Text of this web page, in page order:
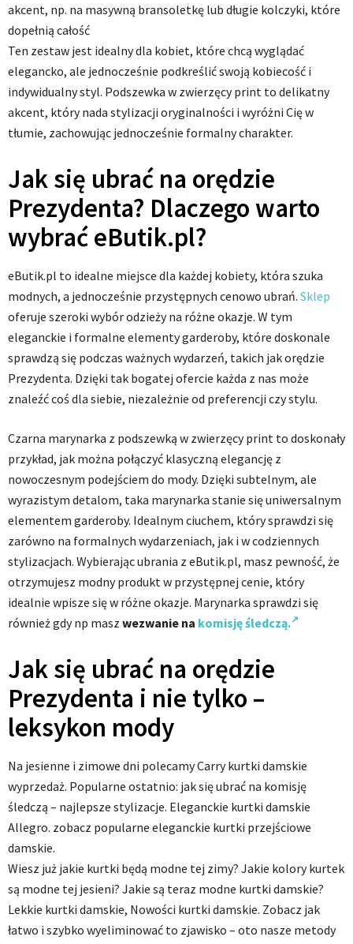
akcent, np. na masywną bransoletkę lub długie kolczyki, które
dopełnią całość
Ten zestaw jest idealny dla kobiet, które chcą wyglądać
elegancko, ale jednocześnie podkreślić swoją kobiecość i
indywidualny styl. Podszewka w zwierzęcy print to delikatny
akcent, który nada stylizacji oryginalności i wyróżni Cię w
tłumie, zachowując jednocześnie formalny charakter.
Jak się ubrać na orędzie
Prezydenta? Dlaczego warto
wybrać eButik.pl?
eButik.pl to idealne miejsce dla każdej kobiety, która szuka
modnych, a jednocześnie przystępnych cenowo ubrań. Sklep
oferuje szeroki wybór odzieży na różne okazje. W tym
eleganckie i formalne elementy garderoby, które doskonale
sprawdzą się podczas ważnych wydarzeń, takich jak orędzie
Prezydenta. Dzięki tak bogatej ofercie każda z nas może
znaleźć coś dla siebie, niezależnie od preferencji czy stylu.
Czarna marynarka z podszewką w zwierzęcy print to doskonały
przykład, jak można połączyć klasyczną elegancję z
nowoczesnym podejściem do mody. Dzięki subtelnym, ale
wyrazistym detalom, taka marynarka stanie się uniwersalnym
elementem garderoby. Idealnym ciuchem, który sprawdzi się
zarówno na formalnych wydarzeniach, jak i w codziennych
stylizacjach. Wybierając ubrania z eButik.pl, masz pewność, że
otrzymujesz modny produkt w przystępnej cenie, który
idealnie wpisze się w różne okazje. Marynarka sprawdzi się
również gdy np masz wezwanie na komisję śledczą.
Jak się ubrać na orędzie
Prezydenta i nie tylko –
leksykon mody
Na jesienne i zimowe dni polecamy Carry kurtki damskie
wyprzedaż. Popularne ostatnio: jak się ubrać na komisję
śledczą – najlepsze stylizacje. Eleganckie kurtki damskie
Allegro. zobacz popularne eleganckie kurtki przejściowe
damskie.
Wiesz już jakie kurtki będą modne tej zimy? Jakie kolory kurtek
są modne tej jesieni? Jakie są teraz modne kurtki damskie?
Lekkie kurtki damskie, Nowości kurtki damskie. Zobacz jak
łatwo i szybko wyeliminować to zjawisko – oto nasze metody